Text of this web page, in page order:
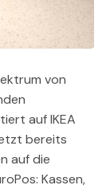
von
auf IKEA
bereits
auf die
Kassen,